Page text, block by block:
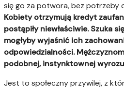
się go za potwora, bez potrzeby
Kobiety otrzymują kredyt
postąpiły niewłaściwie. Szuka
mogłyby wyjaśnić ich
odpowiedzialności.
podobnej, instynktownej
Jest to społeczny przywilej, z